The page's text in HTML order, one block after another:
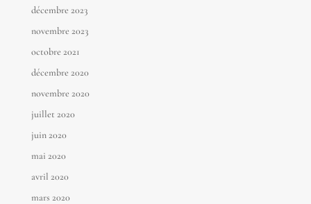
décembre 2023
novembre 2023
octobre 2021
décembre 2020
novembre 2020
juillet 2020
juin 2020
mai 2020
avril 2020
mars 2020